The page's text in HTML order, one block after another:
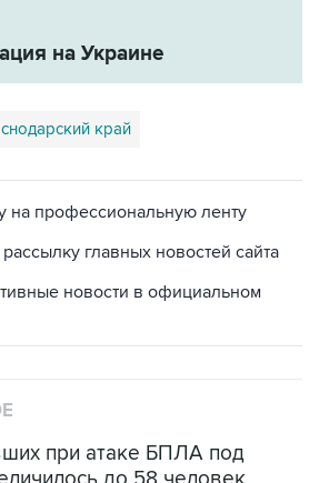
на Украине
край
на профессиональную ленту
главных новостей сайта
новости в официальном
при атаке БПЛА под